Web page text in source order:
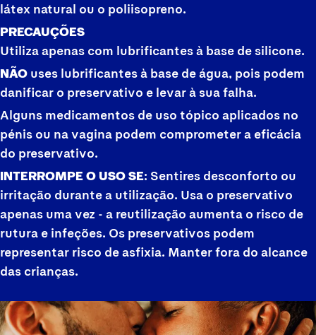
látex natural ou o poliisopreno.
PRECAUÇÕES
Utiliza apenas com lubrificantes à base de silicone.
NÃO uses lubrificantes à base de água, pois podem
danificar o preservativo e levar à sua falha.
Alguns medicamentos de uso tópico aplicados no
pénis ou na vagina podem comprometer a eficácia
do preservativo.
INTERROMPE O USO SE: Sentires desconforto ou
irritação durante a utilização. Usa o preservativo
apenas uma vez - a reutilização aumenta o risco de
rutura e infeções. Os preservativos podem
representar risco de asfixia. Manter fora do alcance
das crianças.